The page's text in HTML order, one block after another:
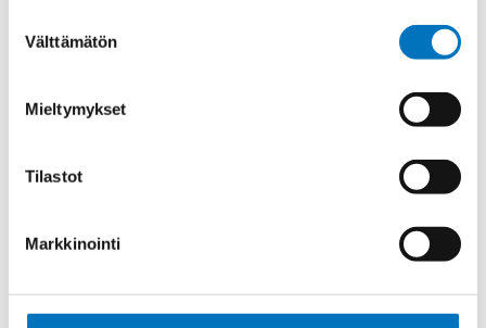
valinta
Välttämätön
Mieltymykset
Tilastot
Markkinointi
Ohjauskaapeli FESTOONTEC PUR-
Ohjauskaapeli FESTOONTEC PUR-
HF-J 4G16